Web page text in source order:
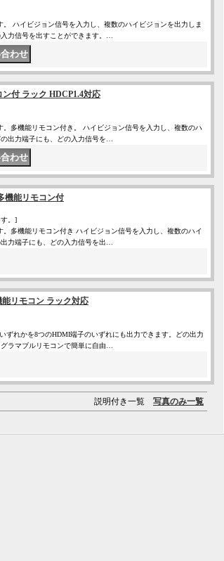
ハイビジョン信号を入力し、複数のハイビジョンを出力しま
力信号を出すことができます。…
付 ラック HDCP1.4対応
多機能リモコン付き。 ハイビジョン信号を入力し、複数のハ
出力端子にも、どの入力信号を…
機能リモコン付
。]
多機能リモコン付き ハイビジョン信号を入力し、複数のハイ
力端子にも、どの入力信号を出…
リモコン ラック対応
れかを8つのHDMI端子のいずれにも出力できます。どの出力
ラマブルリモコンで簡単に自由…
説明付き一覧 写真のみ一覧